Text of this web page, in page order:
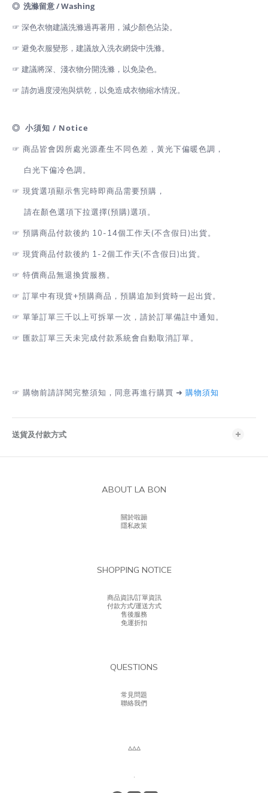
◎ 洗滌留意 / Washing
☞ 深色衣物建議洗滌過再著用，減少顏色沾染。
☞ 避免衣服變形，建議放入洗衣網袋中洗滌。
☞ 建議將深、淺衣物分開洗滌，以免染色。
☞ 請勿過度浸泡與烘乾，以免造成衣物縮水情況。
◎ 小須知 / Notice
☞ 商品皆會因所處光源產生不同色差，黃光下偏暖色調，
白光下偏冷色調。
☞ 現貨選項顯示售完時即商品需要預購，
請在顏色選項下拉選擇(預購)選項。
☞ 預購商品付款後約 10-14個工作天(不含假日)出貨。
☞ 現貨商品付款後約 1-2個工作天(不含假日)出貨。
☞ 特價商品無退換貨服務。
☞ 訂單中有現貨+預購商品，預購追加到貨時一起出貨。
☞ 單筆訂單三千以上可拆單一次，請於訂單備註中通知。
☞ 匯款訂單三天未完成付款系統會自動取消訂單。
☞ 購物前請詳閱完整須知，同意再進行購買 ➜ 購物須知
送貨及付款方式
ABOUT LA BON
關於啦蹦
隱私政策
SHOPPING NOTICE
商品資訊/訂單資訊
付款方式/運送方式
售後服務
免運折扣
QUESTIONS
常見問題
聯絡我們
▵▵▵
.